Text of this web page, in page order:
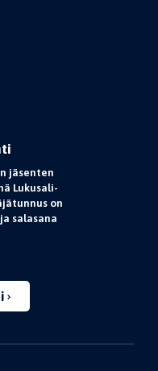
jäsenten
Lukusali-
on
salasana